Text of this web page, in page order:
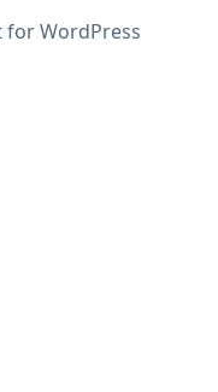
for WordPress